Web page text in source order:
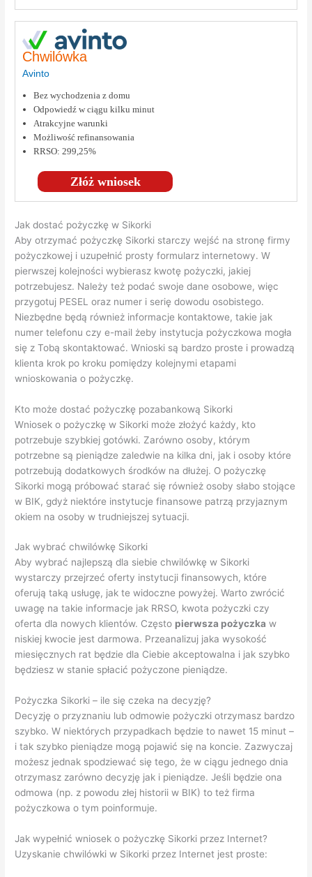
Chwilówka
Avinto
Złóż wniosek
Bez wychodzenia z domu
Odpowiedź w ciągu kilku minut
Atrakcyjne warunki
Możliwość refinansowania
RRSO: 299,25%
Jak dostać pożyczkę w Sikorki
Aby otrzymać pożyczkę Sikorki starczy wejść na stronę firmy
pożyczkowej i uzupełnić prosty formularz internetowy. W
pierwszej kolejności wybierasz kwotę pożyczki, jakiej
potrzebujesz. Należy też podać swoje dane osobowe, więc
przygotuj PESEL oraz numer i serię dowodu osobistego.
Niezbędne będą również informacje kontaktowe, takie jak
numer telefonu czy e-mail żeby instytucja pożyczkowa mogła
się z Tobą skontaktować. Wnioski są bardzo proste i prowadzą
klienta krok po kroku pomiędzy kolejnymi etapami
wnioskowania o pożyczkę.
Kto może dostać pożyczkę pozabankową Sikorki
Wniosek o pożyczkę w Sikorki może złożyć każdy, kto
potrzebuje szybkiej gotówki. Zarówno osoby, którym
potrzebne są pieniądze zaledwie na kilka dni, jak i osoby które
potrzebują dodatkowych środków na dłużej. O pożyczkę
Sikorki mogą próbować starać się również osoby słabo stojące
w BIK, gdyż niektóre instytucje finansowe patrzą przyjaznym
okiem na osoby w trudniejszej sytuacji.
Jak wybrać chwilówkę Sikorki
Aby wybrać najlepszą dla siebie chwilówkę w Sikorki
wystarczy przejrzeć oferty instytucji finansowych, które
oferują taką usługę, jak te widoczne powyżej. Warto zwrócić
uwagę na takie informacje jak RRSO, kwota pożyczki czy
oferta dla nowych klientów. Często pierwsza pożyczka w
niskiej kwocie jest darmowa. Przeanalizuj jaka wysokość
miesięcznych rat będzie dla Ciebie akceptowalna i jak szybko
będziesz w stanie spłacić pożyczone pieniądze.
Pożyczka Sikorki – ile się czeka na decyzję?
Decyzję o przyznaniu lub odmowie pożyczki otrzymasz bardzo
szybko. W niektórych przypadkach będzie to nawet 15 minut –
i tak szybko pieniądze mogą pojawić się na koncie. Zazwyczaj
możesz jednak spodziewać się tego, że w ciągu jednego dnia
otrzymasz zarówno decyzję jak i pieniądze. Jeśli będzie ona
odmowa (np. z powodu złej historii w BIK) to też firma
pożyczkowa o tym poinformuje.
Jak wypełnić wniosek o pożyczkę Sikorki przez Internet?
Uzyskanie chwilówki w Sikorki przez Internet jest proste: